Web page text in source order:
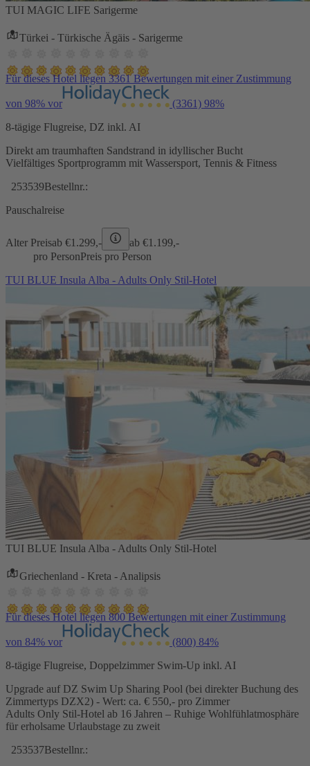
TUI MAGIC LIFE Sarigerme
Türkei - Türkische Ägäis - Sarigerme
Für dieses Hotel liegen 3361 Bewertungen mit einer Zustimmung
von 98% vor (3361) 98%
8-tägige Flugreise, DZ inkl. AI
Direkt am traumhaften Sandstrand in idyllischer Bucht
Vielfältiges Sportprogramm mit Wassersport, Tennis & Fitness
253539Bestellnr.:
Pauschalreise
Alter Preisab €1.299,- ab €1.199,-
pro PersonPreis pro Person
TUI BLUE Insula Alba - Adults Only Stil-Hotel
TUI BLUE Insula Alba - Adults Only Stil-Hotel
Griechenland - Kreta - Analipsis
Für dieses Hotel liegen 800 Bewertungen mit einer Zustimmung
von 84% vor (800) 84%
8-tägige Flugreise, Doppelzimmer Swim-Up inkl. AI
Upgrade auf DZ Swim Up Sharing Pool (bei direkter Buchung des
Zimmertyps DZX2) - Wert: ca. € 550,- pro Zimmer
Adults Only Stil-Hotel ab 16 Jahren – Ruhige Wohlfühlatmosphäre
für erholsame Urlaubstage zu zweit
253537Bestellnr.: